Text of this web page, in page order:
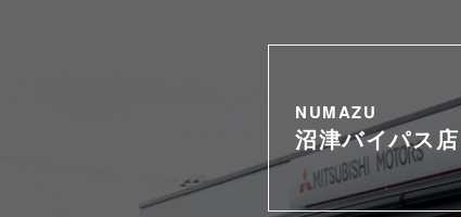
NUMAZU
沼津バイパス店